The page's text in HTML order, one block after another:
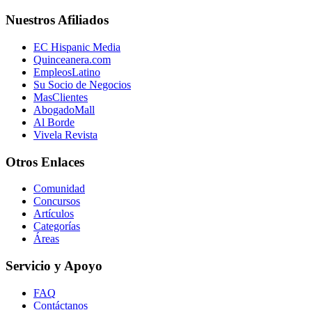
Nuestros Afiliados
EC Hispanic Media
Quinceanera.com
EmpleosLatino
Su Socio de Negocios
MasClientes
AbogadoMall
Al Borde
Vivela Revista
Otros Enlaces
Comunidad
Concursos
Artículos
Categorías
Áreas
Servicio y Apoyo
FAQ
Contáctanos